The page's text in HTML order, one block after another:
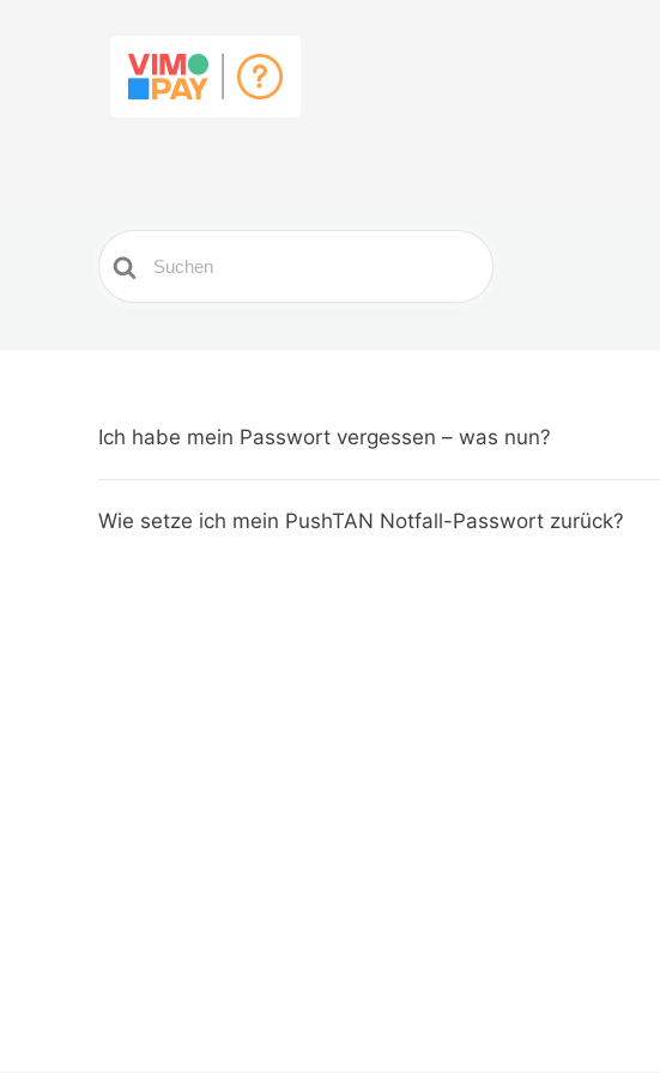
Search
For
Ich habe mein Passwort vergessen – was nun?
Wie setze ich mein PushTAN Notfall-Passwort zurück?